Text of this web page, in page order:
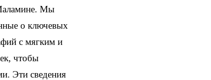
Мы
о ключевых
с мягким и
чтобы
Эти сведения